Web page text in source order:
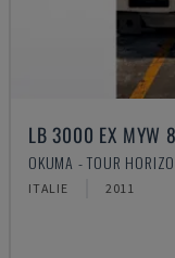
LB 3000 EX MYW
OKUMA - TOUR
ITALIE 2011